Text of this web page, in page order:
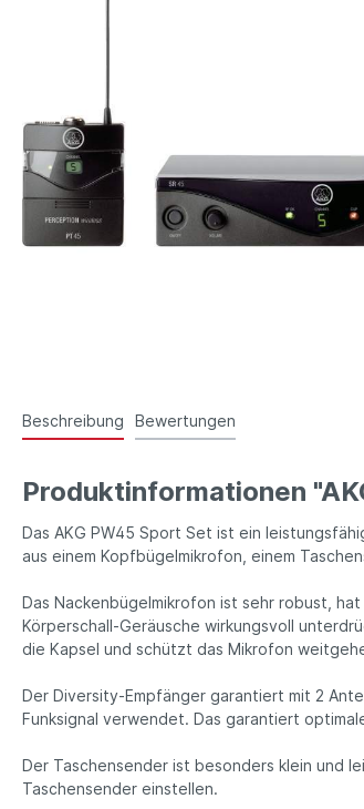
Beschreibung Bewertungen
Produktinformationen
Das AKG PW45 Sport Set ist ein
aus einem Kopfbügelmikrofon, einem
Das Nackenbügelmikrofon ist sehr robust,
Körperschall-Geräusche wirkungsvoll
die Kapsel und schützt das Mikrofon
Der Diversity-Empfänger garantiert mit 2
Funksignal verwendet. Das garantiert
Der Taschensender ist besonders klein und
Taschensender einstellen.